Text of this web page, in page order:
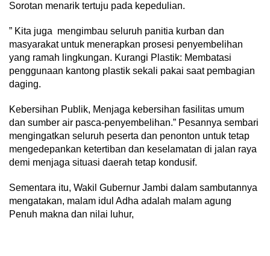
Sorotan menarik tertuju pada kepedulian.
” Kita juga mengimbau seluruh panitia kurban dan
masyarakat untuk menerapkan prosesi penyembelihan
yang ramah lingkungan. Kurangi Plastik: Membatasi
penggunaan kantong plastik sekali pakai saat pembagian
daging.
Kebersihan Publik, Menjaga kebersihan fasilitas umum
dan sumber air pasca-penyembelihan.” Pesannya sembari
mengingatkan seluruh peserta dan penonton untuk tetap
mengedepankan ketertiban dan keselamatan di jalan raya
demi menjaga situasi daerah tetap kondusif.
Sementara itu, Wakil Gubernur Jambi dalam sambutannya
mengatakan, malam idul Adha adalah malam agung
Penuh makna dan nilai luhur,